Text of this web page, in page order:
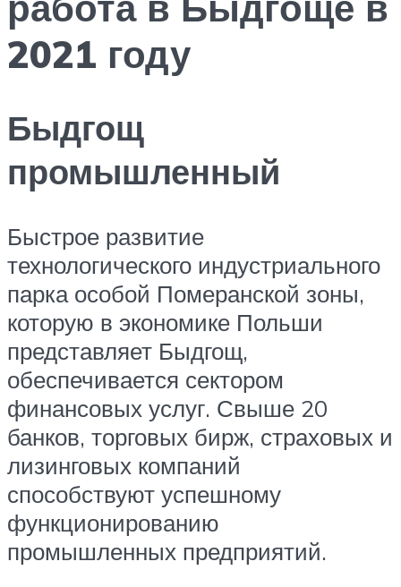
2021 году
Быдгощ
промышленный
Быстрое развитие
технологического индустриального
парка особой Померанской зоны,
которую в экономике Польши
представляет Быдгощ,
обеспечивается сектором
финансовых услуг. Свыше 20
банков, торговых бирж, страховых и
лизинговых компаний
способствуют успешному
функционированию
промышленных предприятий.